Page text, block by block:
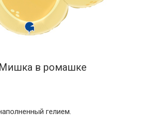
в ромашке
гелием.